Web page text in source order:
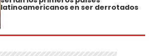
latinoamericanos en ser derrotados